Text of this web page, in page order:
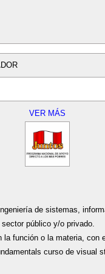
VER MÁS
de sistemas,
público y/o privado.
función o la materia, con
curso de visual